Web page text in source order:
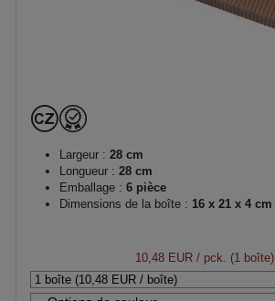
Largeur : 28 cm
Longueur : 28 cm
Emballage : 6 pièce
Dimensions de la boîte : 16 x 21 x 4 cm
10,48 EUR / pck. (1 boîte)